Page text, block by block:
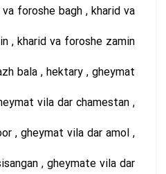
foroshe bagh , kharid va
, kharid va foroshe zamin
bala , hektary , gheymat
vila dar chamestan ,
, gheymat vila dar amol ,
, gheymate vila dar